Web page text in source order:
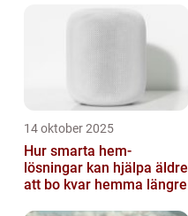
14 oktober 2025
Hur smarta hem-
lösningar kan hjälpa äldre
att bo kvar hemma längre